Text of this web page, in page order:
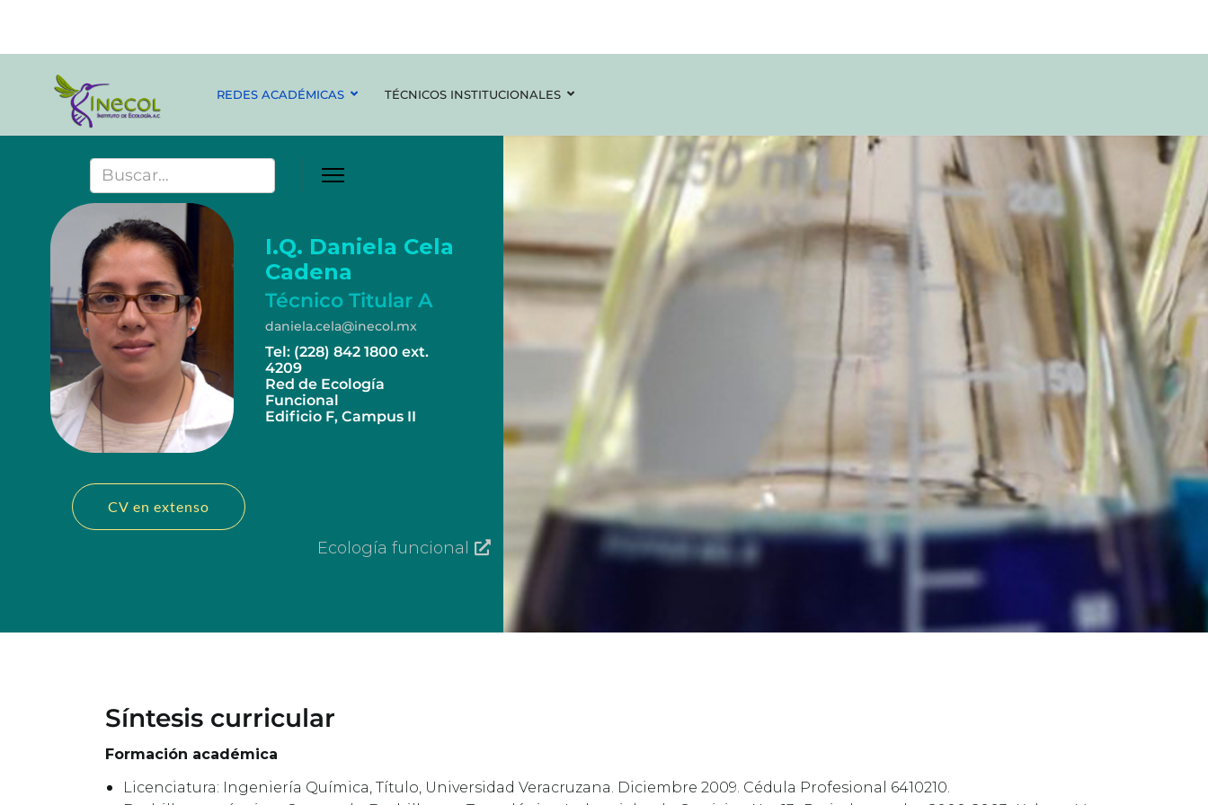
REDES ACADÉMICAS TÉCNICOS INSTITUCIONALES
I.Q. Daniela Cela
Cadena
Técnico Titular A
daniela.cela@inecol.mx
Tel: (228) 842 1800 ext.
4209
Red de Ecología
Funcional
Edificio F, Campus II
CV en extenso
Ecología funcional
Síntesis curricular
Formación académica
Licenciatura: Ingeniería Química, Título, Universidad Veracruzana. Diciembre 2009. Cédula Profesional 6410210.